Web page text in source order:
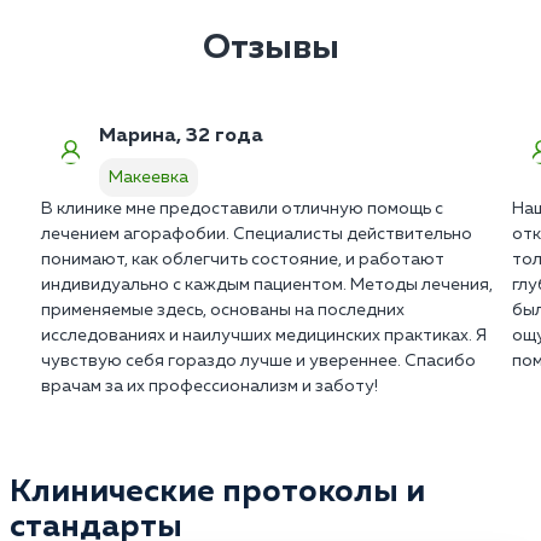
использует специальные вербальные техники для
Отзывы
Марина, 32 года
Макеевка
В клинике мне предоставили отличную помощь с
лечением агорафобии. Специалисты действительно
понимают, как облегчить состояние, и работают
индивидуально с каждым пациентом. Методы лечения,
применяемые здесь, основаны на последних
исследованиях и наилучших медицинских практиках. Я
чувствую себя гораздо лучше и увереннее. Спасибо
врачам за их профессионализм и заботу!
Клинические протоколы и
стандарты